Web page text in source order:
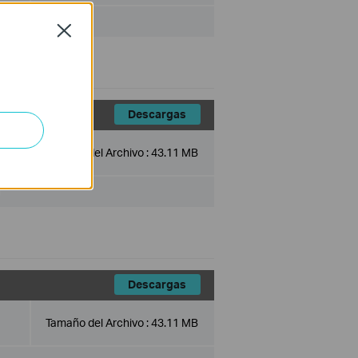
Descargas
Tamaño del Archivo :43.11 MB
Descargas
Tamaño del Archivo :43.11 MB
Close